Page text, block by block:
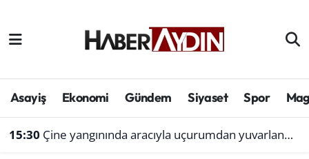
Asayiş Ekonomi Gündem Siyaset Spor
15:30 Çine yangınında aracıyla uçurumdan yuvarlanmıştı: Bol gelen korseden şikayetçi
Afyonkarahisar
Çevre
Aydın Hava Durumu
Süper Lig Puan Durumu ve Fikstür